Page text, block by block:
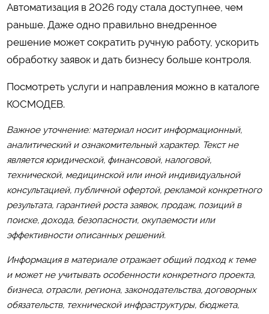
Автоматизация в 2026 году стала доступнее, чем
раньше. Даже одно правильно внедренное
решение может сократить ручную работу, ускорить
обработку заявок и дать бизнесу больше контроля.
Посмотреть услуги и направления можно в каталоге
КОСМОДЕВ.
Важное уточнение: материал носит информационный,
аналитический и ознакомительный характер. Текст не
является юридической, финансовой, налоговой,
технической, медицинской или иной индивидуальной
консультацией, публичной офертой, рекламой конкретного
результата, гарантией роста заявок, продаж, позиций в
поиске, дохода, безопасности, окупаемости или
эффективности описанных решений.
Информация в материале отражает общий подход к теме
и может не учитывать особенности конкретного проекта,
бизнеса, отрасли, региона, законодательства, договорных
обязательств, технической инфраструктуры, бюджета,